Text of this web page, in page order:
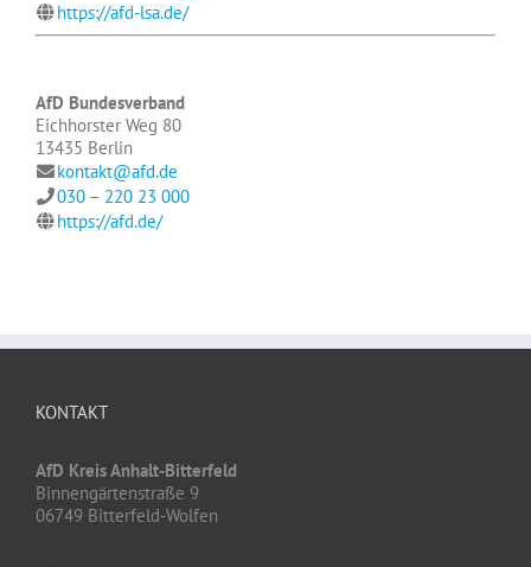
https://afd-lsa.de/
AfD Bundesverband
Eichhorster Weg 80
13435 Berlin
kontakt@afd.de
030 – 220 23 000
https://afd.de/
KONTAKT
AfD Kreis Anhalt-Bitterfeld
Binnengärtenstraße 9
06749 Bitterfeld-Wolfen